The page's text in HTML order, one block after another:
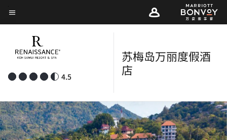
Skip
to
content
菜单文本
4.5
苏梅岛万丽度假酒
店